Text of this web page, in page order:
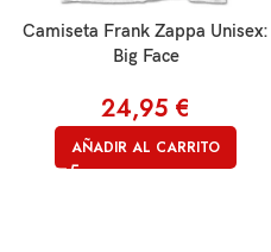
Camiseta Frank Zappa Unisex:
Big Face
24,95 €
AÑADIR AL CARRITO